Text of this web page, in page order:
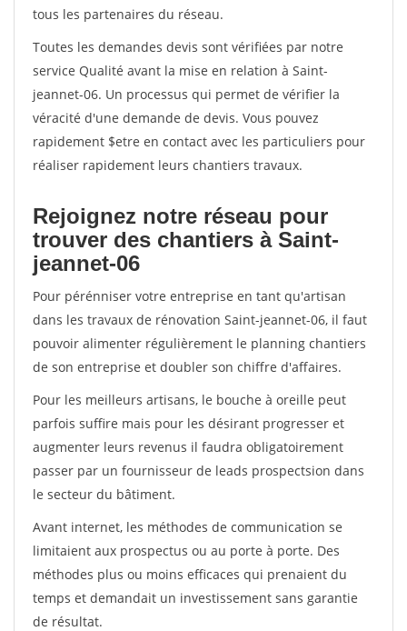
tous les partenaires du réseau.
Toutes les demandes devis sont vérifiées par notre
service Qualité avant la mise en relation à Saint-
jeannet-06. Un processus qui permet de vérifier la
véracité d'une demande de devis. Vous pouvez
rapidement $etre en contact avec les particuliers pour
réaliser rapidement leurs chantiers travaux.
Rejoignez notre réseau pour
trouver des chantiers à Saint-
jeannet-06
Pour pérénniser votre entreprise en tant qu'artisan
dans les travaux de rénovation Saint-jeannet-06, il faut
pouvoir alimenter régulièrement le planning chantiers
de son entreprise et doubler son chiffre d'affaires.
Pour les meilleurs artisans, le bouche à oreille peut
parfois suffire mais pour les désirant progresser et
augmenter leurs revenus il faudra obligatoirement
passer par un fournisseur de leads prospectsion dans
le secteur du bâtiment.
Avant internet, les méthodes de communication se
limitaient aux prospectus ou au porte à porte. Des
méthodes plus ou moins efficaces qui prenaient du
temps et demandait un investissement sans garantie
de résultat.